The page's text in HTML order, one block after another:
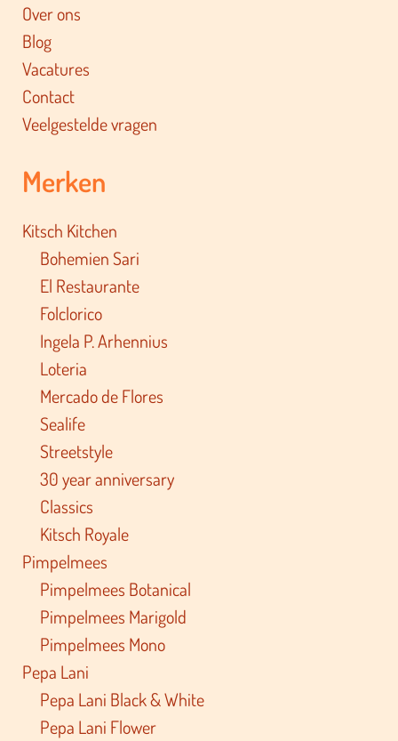
Over ons
Blog
Vacatures
Contact
Veelgestelde vragen
Merken
Kitsch Kitchen
Bohemien Sari
El Restaurante
Folclorico
Ingela P. Arhennius
Loteria
Mercado de Flores
Sealife
Streetstyle
30 year anniversary
Classics
Kitsch Royale
Pimpelmees
Pimpelmees Botanical
Pimpelmees Marigold
Pimpelmees Mono
Pepa Lani
Pepa Lani Black & White
Pepa Lani Flower